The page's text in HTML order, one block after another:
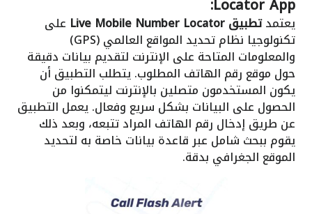
يعتمدتطبيق Live Mobile Number Locator على
تكنولوجيا نظام تحديد المواقع العالمي (GPS)
والمعلومات المتاحة على الإنترنت لتقديم بيانات دقيقة
حول موقع رقم الهاتف المطلوب. يتطلب التطبيق أن
يكون المستخدمون متصلين بالإنترنت ليتمكنوا من
الحصول على البيانات بشكل سريع وفعال. يعمل التطبيق
عن طريق إدخال رقم الهاتف المراد تتبعه، وبعد ذلك
يقوم ببحث شامل عبر قاعدة بيانات خاصة به لتحديد
الموقع الجغرافي بدقة.